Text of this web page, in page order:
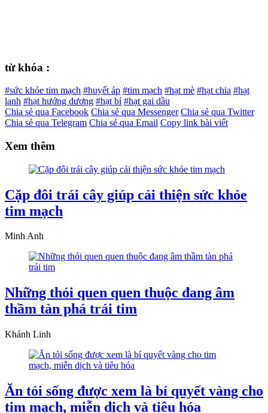
từ khóa :
#sức khỏe tim mạch #huyết áp #tim mạch #hạt mè #hạt chia #hạt
lanh #hạt hướng dương #hạt bí #hạt gai dầu
Chia sẻ qua Facebook Chia sẻ qua Messenger Chia sẻ qua Twitter
Chia sẻ qua Telegram Chia sẻ qua Email Copy link bài viết
Xem thêm
Cặp đôi trái cây giúp cải thiện sức khỏe
tim mạch
Minh Anh
Những thói quen quen thuộc đang âm
thầm tàn phá trái tim
Khánh Linh
Ăn tỏi sống được xem là bí quyết vàng cho
tim mạch, miễn dịch và tiêu hóa